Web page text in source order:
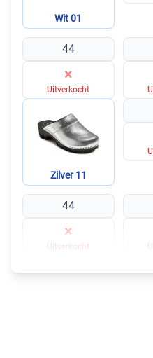
Wit 01
44
×
Uitverkocht
Zilver 11
44
×
Uitverkocht